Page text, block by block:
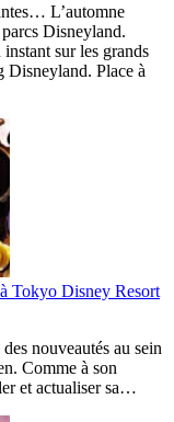
L’automne
Disneyland.
sur les grands
Disneyland. Place à
Tokyo Disney Resort
nouveautés au sein
Comme à son
et actualiser sa…